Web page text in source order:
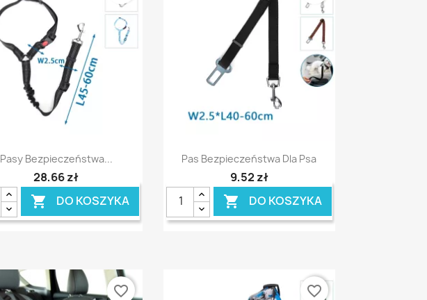
Szybki podgląd
Pasy Bezpieczeństwa...
28,66 zł
 DO KOSZYKA
Szybki podgląd
Pas Bezpieczeństwa Dla Psa
9,52 zł
 DO KOSZYKA
favorite_border favorite_border